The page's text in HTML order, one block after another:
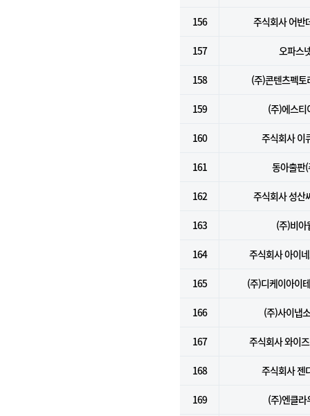
156 주식회사 어반
157 오파스
158 (주)콘텐츠펙토
159 (주)에스티
160 주식회사 이
161 동아출판
162 주식회사 성산
163 (주)비아
164 주식회사 아이
165 (주)디케이아이
166 (주)사이냅
167 주식회사 와이
168 주식회사 젠
169 (주)엔클라